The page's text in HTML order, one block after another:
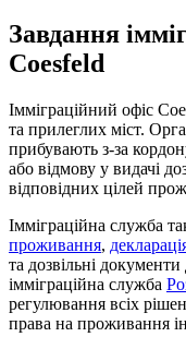
Завдання
Coesfeld
Імміграційний офіс
та прилеглих міст.
прибувають з-за
або відмову у видачі
відповідних цілей
Імміграційна служба
проживання,
та дозвільні
імміграційна служба
регулювання всіх
права на проживання